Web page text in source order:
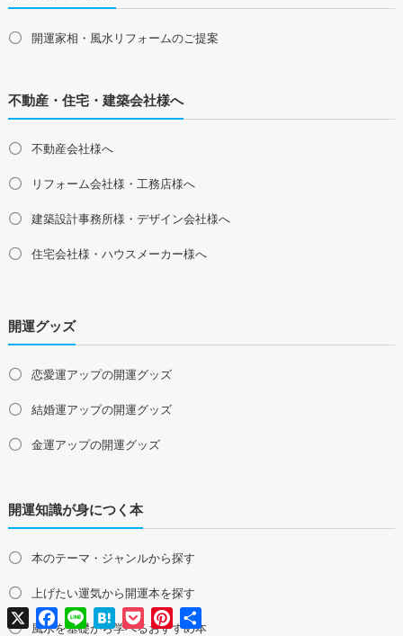
愛知県の占い師募集・求人
岐阜県の占い師募集・求人
三重県の占い師募集・求人
静岡県の占い師募集・求人
富山県の占い師募集・求人
石川県の占い師募集・求人
福井県の占い師募集・求人
関西地方の占い師募集・求人
大阪府の占い師募集・求人
兵庫県の占い師募集・求人
奈良県の占い師募集・求人
和歌山県の占い師募集・求人
中国地方の占い師募集・求人
山口県の占い師募集・求人
四国地方の占い師募集・求人
愛媛県の占い師募集・求人
九州地方の占い師募集・求人
大分県の占い師募集・求人
開運家相・風水リフォームのご提案
不動産・住宅・建築会社様へ
不動産会社様へ
リフォーム会社様・工務店様へ
建築設計事務所様・デザイン会社様へ
住宅会社様・ハウスメーカー様へ
開運グッズ
恋愛運アップの開運グッズ
結婚運アップの開運グッズ
金運アップの開運グッズ
健康運アップの開運グッズ
家庭運・家族運アップの開運グッズ
総合運・全体運アップの開運グッズ
2026年干支の午・馬の開運グッズ
開運知識が身につく本
本のテーマ・ジャンルから探す
上げたい運気から開運本を探す
風水を基礎から学べるおすすめ本
X Facebook
Line HatenaPocketPinterest
有